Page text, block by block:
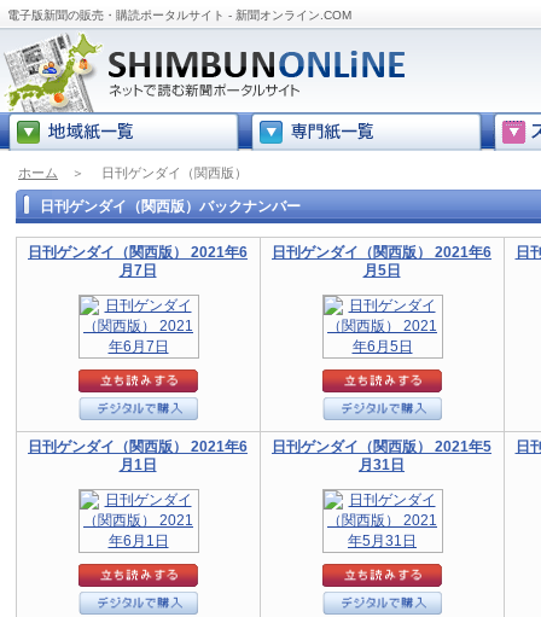
電子版新聞の販売・購読ポータルサイト - 新聞オンライン.COM
ホーム ＞ 日刊ゲンダイ（関西版）
日刊ゲンダイ（関西版）バックナンバー
日刊ゲンダイ（関西版） 2021年6
月7日
日刊ゲンダイ（関西版） 2021年6
月5日
日
日刊ゲンダイ（関西版） 2021年6
月1日
日刊ゲンダイ（関西版） 2021年5
月31日
日